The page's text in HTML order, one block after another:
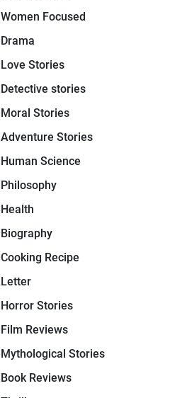
Women Focused
Drama
Love Stories
Detective stories
Moral Stories
Adventure Stories
Human Science
Philosophy
Health
Biography
Cooking Recipe
Letter
Horror Stories
Film Reviews
Mythological Stories
Book Reviews